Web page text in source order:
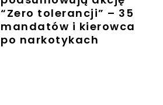
“Zero tolerancji” – 35
mandatów i kierowca
po narkotykach